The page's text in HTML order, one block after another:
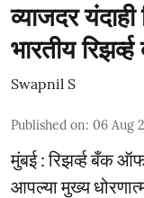
व्याजदर
भारतीय
Swapnil S
Published on: 06 Aug
मुंबई : रिझर्व्ह बँक
आपल्या मुख्य